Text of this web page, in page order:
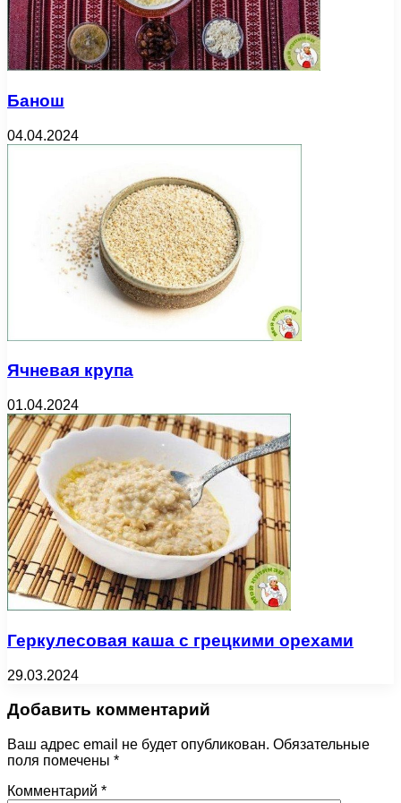
Банош
04.04.2024
Ячневая крупа
01.04.2024
Геркулесовая каша с грецкими орехами
29.03.2024
Добавить комментарий
Ваш адрес email не будет опубликован. Обязательные
поля помечены *
Комментарий *